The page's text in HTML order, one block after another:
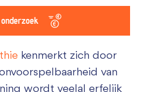
kenmerkt zich door
van
wordt veelal erfelijk